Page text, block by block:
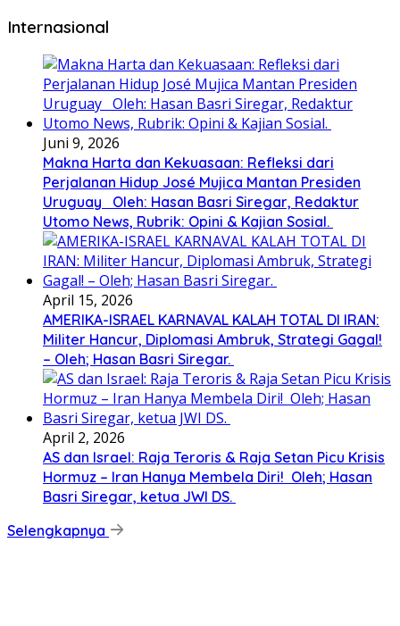
Internasional
Juni 9, 2026
Makna Harta dan Kekuasaan: Refleksi dari
Perjalanan Hidup José Mujica Mantan Presiden
Uruguay Oleh: Hasan Basri Siregar, Redaktur
Utomo News, Rubrik: Opini & Kajian Sosial.
April 15, 2026
AMERIKA-ISRAEL KARNAVAL KALAH TOTAL DI IRAN:
Militer Hancur, Diplomasi Ambruk, Strategi Gagal!
– Oleh; Hasan Basri Siregar.
April 2, 2026
AS dan Israel: Raja Teroris & Raja Setan Picu Krisis
Hormuz – Iran Hanya Membela Diri! Oleh; Hasan
Basri Siregar, ketua JWI DS.
Selengkapnya